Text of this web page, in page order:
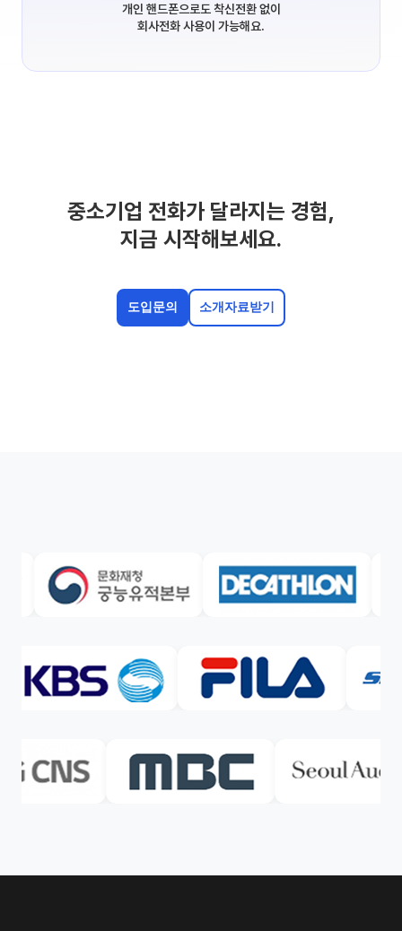
개인 핸드폰으로도 착신전환 없이
회사전화 사용이 가능해요.
중소기업 전화가 달라지는 경험,
지금 시작해보세요.
도입문의 소개자료받기